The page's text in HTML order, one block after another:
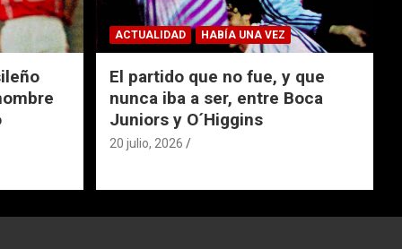
ACTUALIDAD HABÍA UNA VEZ
El partido que no fue, y que
nunca iba a ser, entre Boca
Juniors y O´Higgins
20 julio, 2026